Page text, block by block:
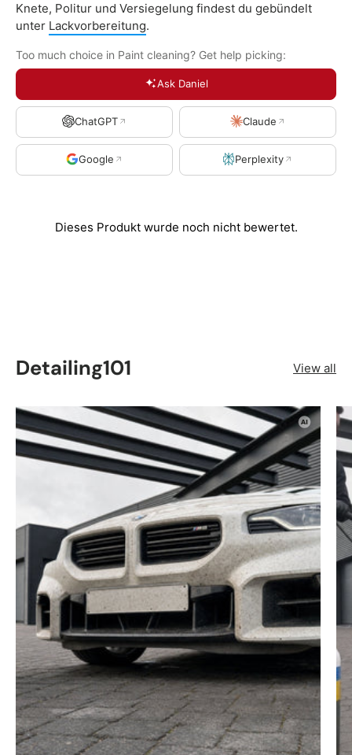
Knete, Politur und Versiegelung findest du gebündelt
unter Lackvorbereitung.
Too much choice in Paint cleaning? Get help picking:
Ask Daniel
ChatGPT Claude
Google Perplexity
Detailing101 View all